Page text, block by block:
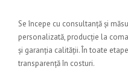
Se începe cu consultanță și
personalizată, producție la
și garanția calității. În toate
transparență în costuri.